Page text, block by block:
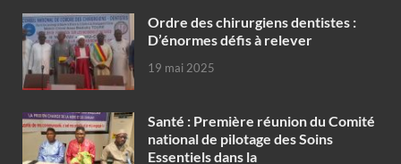
Ordre des chirurgiens dentistes :
D’énormes défis à relever
19 mai 2025
Santé : Première réunion du Comité
national de pilotage des Soins
Essentiels dans la